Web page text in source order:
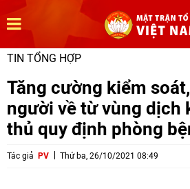
TIN TỔNG HỢP
Tăng cường kiểm
người về từ vùng dịch
thủ quy định phòng
Tác giả PV Thứ ba, 26/10/2021 08:49